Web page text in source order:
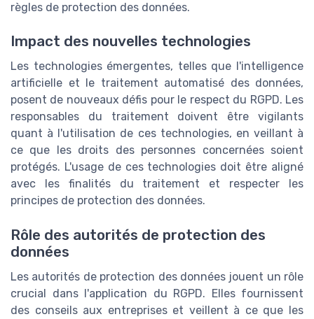
règles de protection des données.
Impact des nouvelles technologies
Les technologies émergentes, telles que l'intelligence
artificielle et le traitement automatisé des données,
posent de nouveaux défis pour le respect du RGPD. Les
responsables du traitement doivent être vigilants
quant à l'utilisation de ces technologies, en veillant à
ce que les droits des personnes concernées soient
protégés. L'usage de ces technologies doit être aligné
avec les finalités du traitement et respecter les
principes de protection des données.
Rôle des autorités de protection des
données
Les autorités de protection des données jouent un rôle
crucial dans l'application du RGPD. Elles fournissent
des conseils aux entreprises et veillent à ce que les